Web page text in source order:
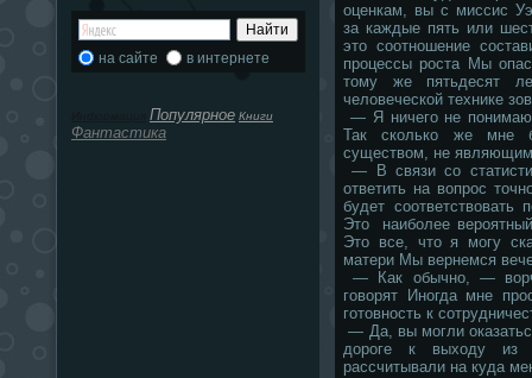
на сайте в интернете
Популярное Книги
Фантастика
оценкам, вы с миссис
за каждые пять или
это соотношение
процессы роста Мы
тому же пятьдесят
человеческой технике
— Я ничего не
Так сколько же мне
существом, не
— В связи со
ответить на вопрос
будет соответствовать
Это наиболее
Это все, что я могу
матери Мы вернемся
— Как обычно, —
говорят Иногда мне
готовность к
— Да, вы могли
дороге к выходу из
рассчитывали на куда